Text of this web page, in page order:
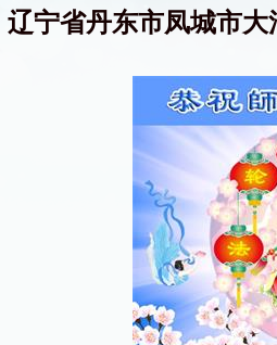
辽宁省丹东市凤城市